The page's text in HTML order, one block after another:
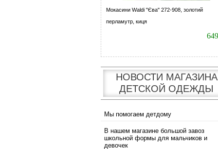
Мокасини Waldi "Єва" 272-908, золотий
перламутр, киця
НОВОСТИ МАГАЗИНА
ДЕТСКОЙ ОДЕЖДЫ
Мы помогаем детдому
В нашем магазине большой завоз
школьной формы для мальчиков и
девочек